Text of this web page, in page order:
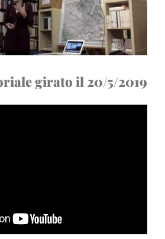
girato il 20/5/2019